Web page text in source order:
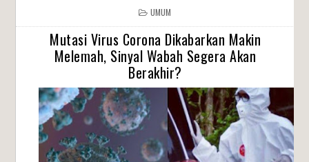
UMUM
Mutasi Virus Corona Dikabarkan Makin
Melemah, Sinyal Wabah Segera Akan
Berakhir?